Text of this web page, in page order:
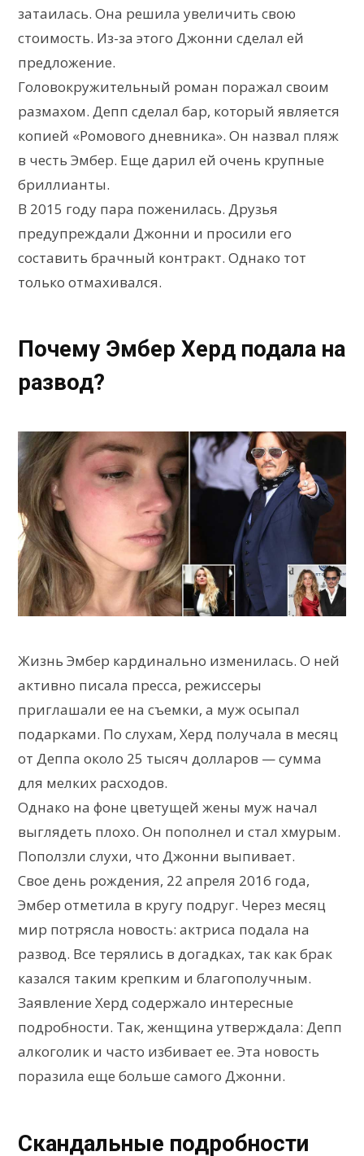
затаилась. Она решила увеличить свою
стоимость. Из-за этого Джонни сделал ей
предложение.
Головокружительный роман поражал своим
размахом. Депп сделал бар, который является
копией «Ромового дневника». Он назвал пляж
в честь Эмбер. Еще дарил ей очень крупные
бриллианты.
В 2015 году пара поженилась. Друзья
предупреждали Джонни и просили его
составить брачный контракт. Однако тот
только отмахивался.
Почему Эмбер Херд подала на
развод?
Жизнь Эмбер кардинально изменилась. О ней
активно писала пресса, режиссеры
приглашали ее на съемки, а муж осыпал
подарками. По слухам, Херд получала в месяц
от Деппа около 25 тысяч долларов — сумма
для мелких расходов.
Однако на фоне цветущей жены муж начал
выглядеть плохо. Он пополнел и стал хмурым.
Поползли слухи, что Джонни выпивает.
Свое день рождения, 22 апреля 2016 года,
Эмбер отметила в кругу подруг. Через месяц
мир потрясла новость: актриса подала на
развод. Все терялись в догадках, так как брак
казался таким крепким и благополучным.
Заявление Херд содержало интересные
подробности. Так, женщина утверждала: Депп
алкоголик и часто избивает ее. Эта новость
поразила еще больше самого Джонни.
Скандальные подробности